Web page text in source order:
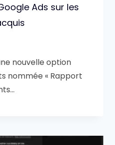
Ads sur les
nouvelle option
nommée « Rapport